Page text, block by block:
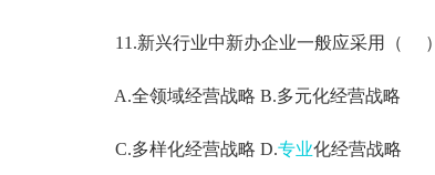
11.新兴行业中新办企业一般应采用（ ）
A.全领域经营战略 B.多元化经营战略
C.多样化经营战略 D.专业化经营战略